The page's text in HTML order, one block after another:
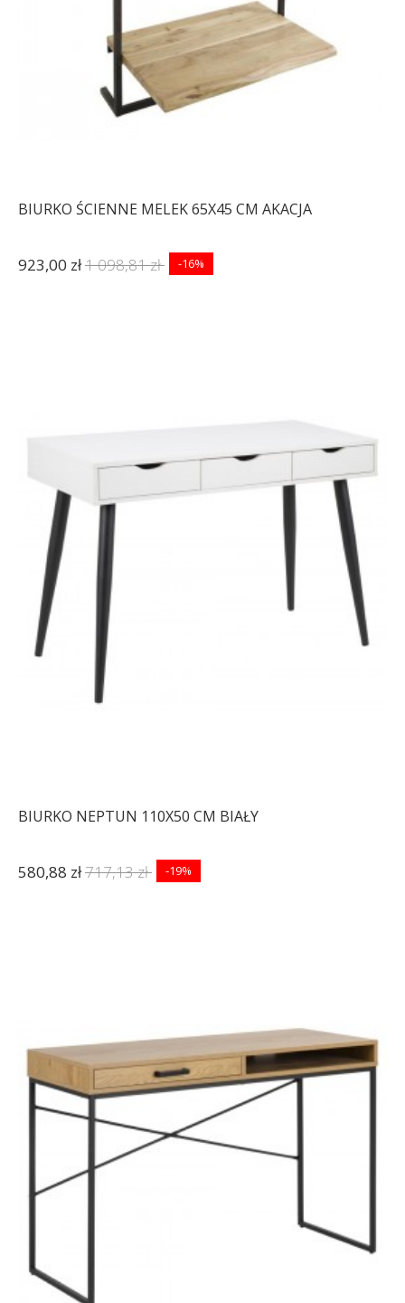
BIURKO ŚCIENNE MELEK 65X45 CM AKACJA
923,00 zł1 098,81 zł -16%
BIURKO NEPTUN 110X50 CM BIAŁY
580,88 zł717,13 zł -19%